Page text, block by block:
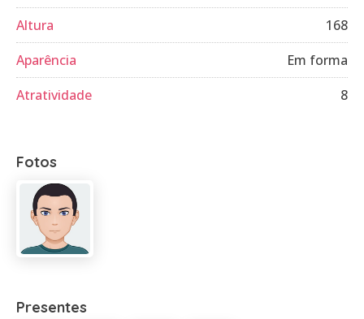
Altura
168
Aparência
Em forma
Atratividade
8
Fotos
Presentes